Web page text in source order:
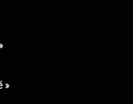
»